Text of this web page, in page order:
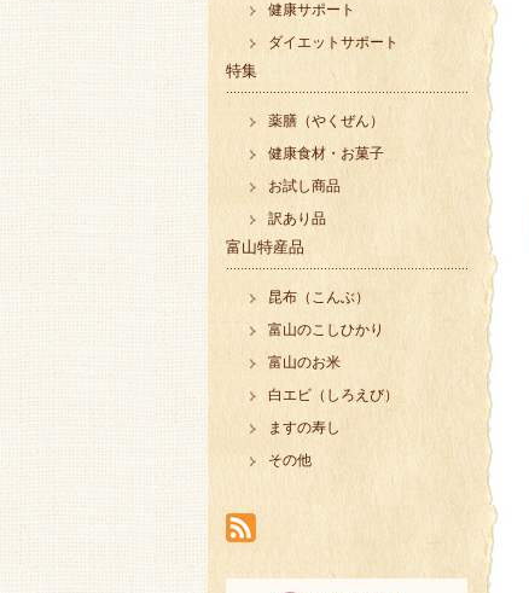
健康サポート
ダイエットサポート
特集
薬膳（やくぜん）
健康食材・お菓子
お試し商品
訳あり品
富山特産品
昆布（こんぶ）
富山のこしひかり
富山のお米
白エビ（しろえび）
ますの寿し
その他